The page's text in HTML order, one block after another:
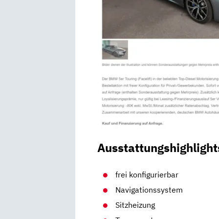
frei konfigurierbar
Navigationssystem
Sitzheizung